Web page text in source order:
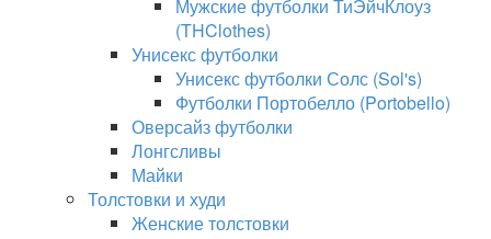
Мужские футболки ТиЭйчКлоуз
(THClothes)
Унисекс футболки
Унисекс футболки Солс (Sol's)
Футболки Портобелло (Portobello)
Оверсайз футболки
Лонгсливы
Майки
Толстовки и худи
Женские толстовки